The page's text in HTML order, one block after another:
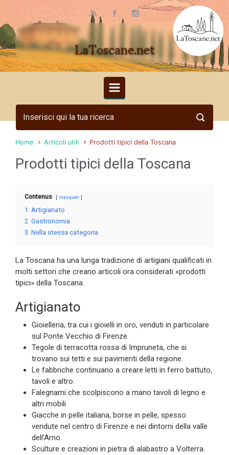
Skip to main content
LaToscane.net
Home Articoli utili Prodotti tipici della Toscana
Prodotti tipici della Toscana
Contenus masquer
1 Artigianato
2 Gastronomia
3 Nella stessa categoria
La Toscana ha una lunga tradizione di artigiani qualificati in
molti settori che creano articoli ora considerati «prodotti
tipici» della Toscana.
Artigianato
Gioielleria, tra cui i gioielli in oro, venduti in particolare
sul Ponte Vecchio di Firenze.
Tegole di terracotta rossa di Impruneta, che si
trovano sui tetti e sui pavimenti della regione.
Le fabbriche continuano a creare letti in ferro battuto,
tavoli e altro.
Falegnami che scolpiscono a mano tavoli di legno e
altri mobili.
Giacche in pelle italiana, borse in pelle, spesso
vendute nel centro di Firenze e nei dintorni della valle
dell’Arno.
Sculture e creazioni in pietra di alabastro a Volterra.